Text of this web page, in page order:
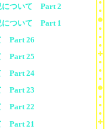
について Part 2
について Part 1
Part 26
Part 25
Part 24
Part 23
Part 22
Part 21